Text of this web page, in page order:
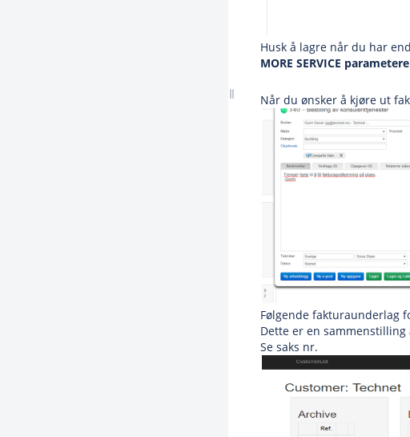
Husk å lagre når du har
MORE SERVICE
Når du ønsker å kjøre ut
Følgende fakturaunderlag
Dette er en
Se saks nr.